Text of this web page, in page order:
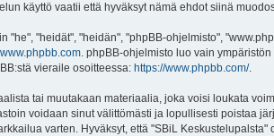
käyttö vaatii että hyväksyt nämä ehdot siinä
"heidät", "heidän", "phpBB-ohjelmisto",
www.phpbb.com. phpBB-ohjelmisto luo vain
vieraile osoitteessa: https://www.phpbb.com/.
tai muutakaan materiaalia, joka voisi loukata
voidaan sinut välittömästi ja lopullisesti poistaa
varten. Hyväksyt, että "SBiL